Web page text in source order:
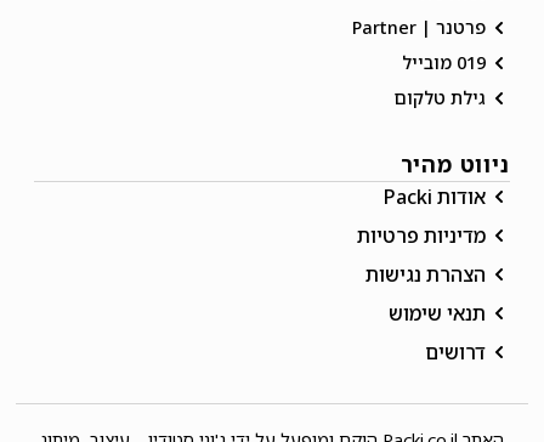
פרטנר | Partner
019 מובייל
גילת טלקום
ניווט מהיר
אודות Packi
מדיניות פרטיות
הצהרת נגישות
תנאי שימוש
דרושים